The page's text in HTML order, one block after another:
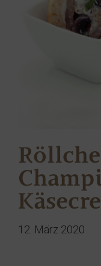
12. März 2020